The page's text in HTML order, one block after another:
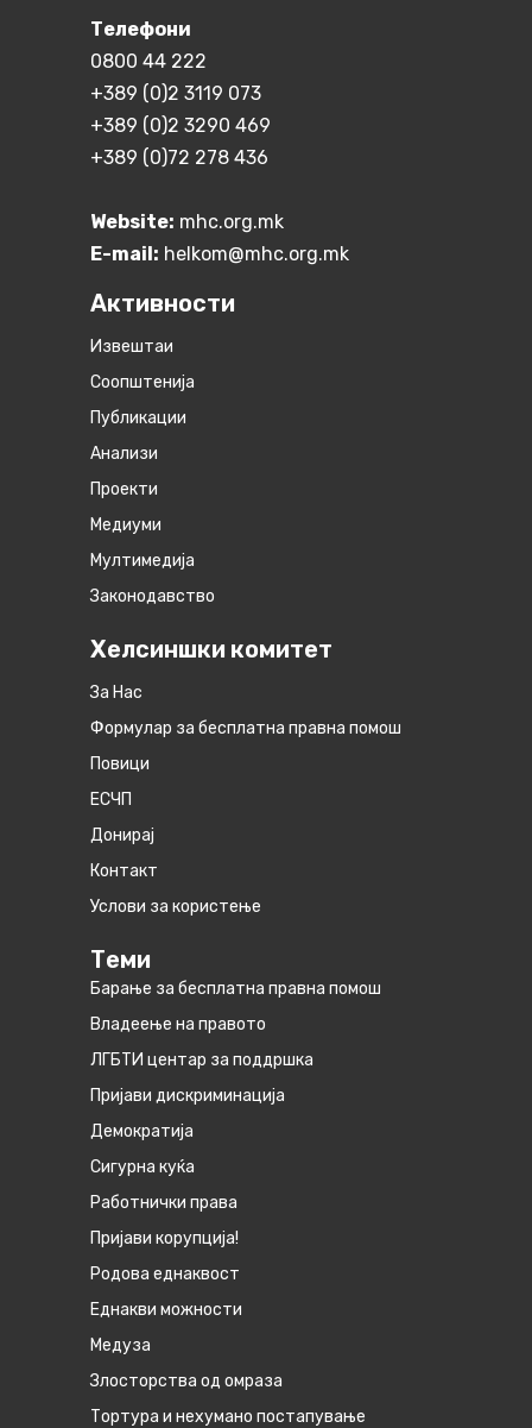
Телефони
0800 44 222
+389 (0)2 3119 073
+389 (0)2 3290 469
+389 (0)72 278 436
Website: mhc.org.mk
E-mail: helkom@mhc.org.mk
Активности
Извештаи
Соопштенија
Публикации
Анализи
Проекти
Медиуми
Мултимедија
Законодавство
Хелсиншки комитет
За Нас
Формулар за бесплатна правна помош
Повици
ЕСЧП
Донирај
Контакт
Услови за користење
Теми
Барање за бесплатна правна помош
Владеење на правото
ЛГБТИ центар за поддршка
Пријави дискриминација
Демократија
Сигурна куќа
Работнички права
Пријави корупција!
Родова еднаквост
Eднакви можности
Медуза
Злосторства од омраза
Тортура и нехумано постапување